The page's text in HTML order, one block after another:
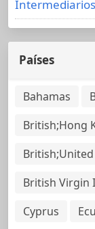
Intermediarios
Países
Bahamas
British;Hong
British Virgin
Cyprus